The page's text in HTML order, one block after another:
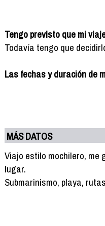
Tengo previsto que mi
Todavía tengo que
Las fechas y duración de
MÁS DATOS
Viajo estilo mochilero, me
lugar.
Submarinismo, playa,